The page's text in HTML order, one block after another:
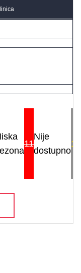
11
Nije
dostupno
11